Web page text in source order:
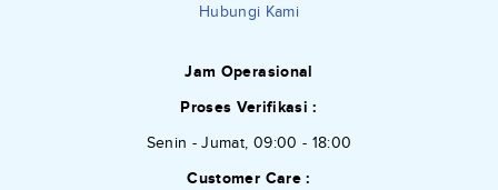
Hubungi Kami
Jam Operasional
Proses Verifikasi :
Senin - Jumat, 09:00 - 18:00
Customer Care :